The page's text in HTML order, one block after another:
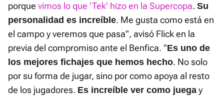
porque vimos lo que 'Tek' hizo en la Supercopa. Su
personalidad es increíble. Me gusta como está en
el campo y veremos que pasa", avisó Flick en la
previa del compromiso ante el Benfica. "Es uno de
los mejores fichajes que hemos hecho. No solo
por su forma de jugar, sino por como apoya al resto
de los jugadores. Es increíble ver como juega y